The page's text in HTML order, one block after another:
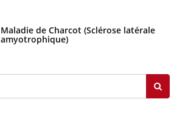
Maladie de Charcot (Sclérose latérale
amyotrophique)